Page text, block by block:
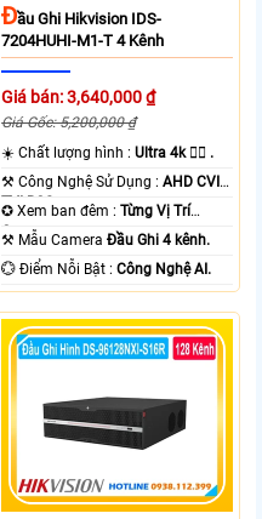
ĐẦu Ghi Hikvision IDS-
7204HUHI-M1-T 4 Kênh
Giá bán: 3,640,000 ₫
Giá Gốc: 5,200,000 ₫
☀️ Chất lượng hình :Ultra 4k 👍🏾 .
⚒ Công Nghệ Sử Dụng :AHD CVI
TVI BCS.
✪ Xem ban đêm :Từng Vị Trí
Camera .
⚒ Mẫu CameraĐầu Ghi 4 kênh.
️💮 Điểm Nỗi Bật :Công Nghệ AI.